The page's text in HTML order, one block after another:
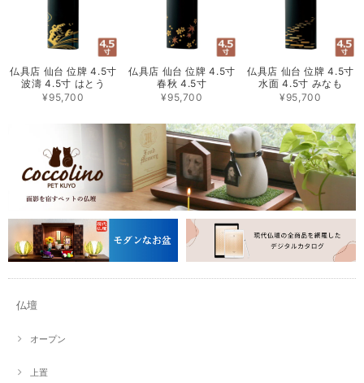
仏具店 仙台 位牌 4.5寸
波濤 4.5寸 はとう
¥95,700
仏具店 仙台 位牌 4.5寸
春秋 4.5寸
¥95,700
仏具店 仙台 位牌 4.5寸
水面 4.5寸 みなも
¥95,700
仏壇
オープン
上置